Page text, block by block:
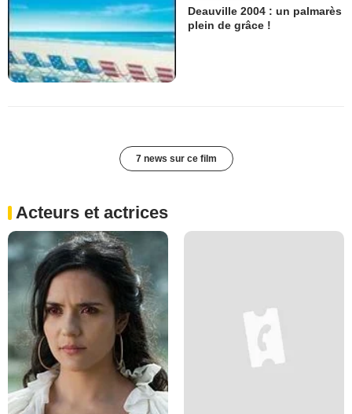
Deauville 2004 : un palmarès
plein de grâce !
7 news sur ce film
Acteurs et actrices